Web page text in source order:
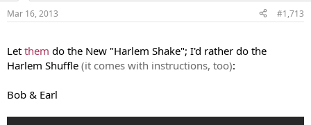
Mar 16, 2013 #1,713
Let them do the New "Harlem Shake"; I'd rather do the
Harlem Shuffle (it comes with instructions, too):
Bob & Earl